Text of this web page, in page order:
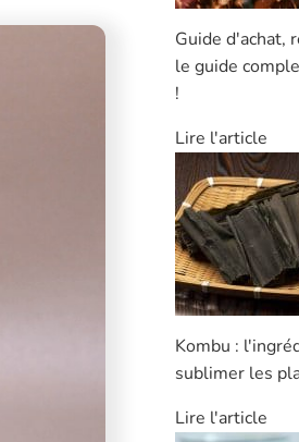
Guide d'achat,
le guide
!
Lire l'article
Kombu :
sublimer les
Lire l'article